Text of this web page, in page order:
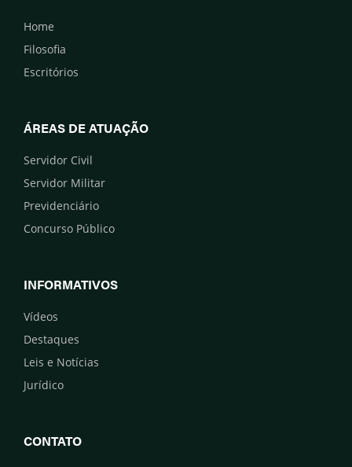
Home
Filosofia
Escritórios
ÁREAS DE ATUAÇÃO
Servidor Civil
Servidor Militar
Previdenciário
Concurso Público
INFORMATIVOS
Vídeos
Destaques
Leis e Notícias
Jurídico
CONTATO